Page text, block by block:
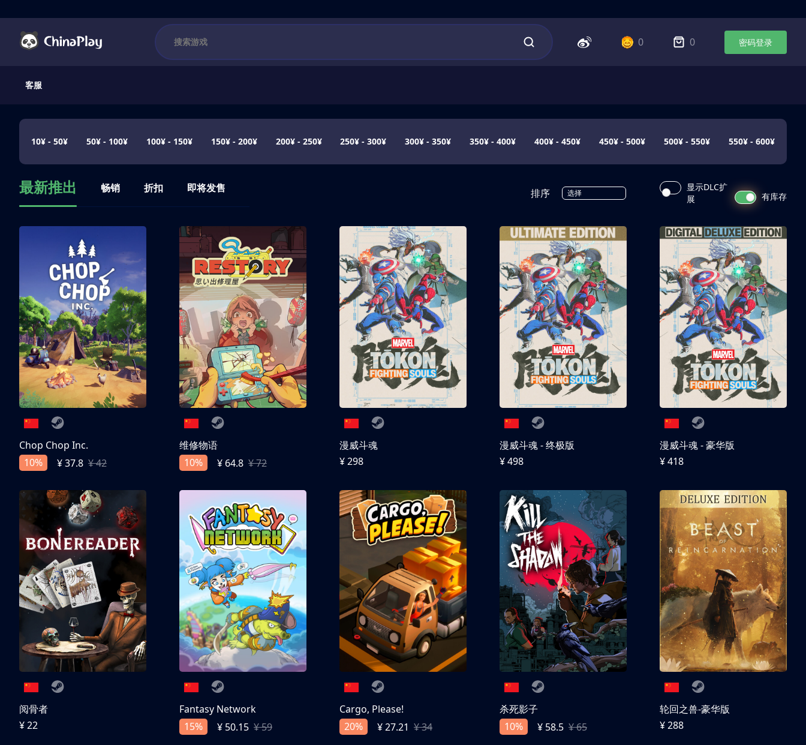
0 0 密码登录
客服
10¥ - 50¥ 50¥ - 100¥ 100¥ - 150¥ 150¥ - 200¥ 200¥ - 250¥ 250¥ - 300¥ 300¥ - 350¥ 350¥ - 400¥ 400¥ - 450¥ 450¥ - 500¥ 500¥ - 550¥ 550¥ - 600¥
最新推出 畅销 折扣 即将发售 排序 选择
显示DLC扩
展
有库存
Chop Chop Inc.
10%
¥ 37.8 ¥ 42
维修物语
10%
¥ 64.8 ¥ 72
漫威斗魂
¥ 298
漫威斗魂 - 终极版
¥ 498
漫威斗魂 - 豪华版
¥ 418
阅骨者
¥ 22
Fantasy Network
15%
¥ 50.15 ¥ 59
Cargo, Please!
20%
¥ 27.21 ¥ 34
杀死影子
10%
¥ 58.5 ¥ 65
轮回之兽-豪华版
¥ 288